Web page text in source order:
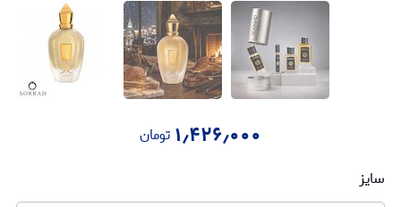
۱٫۴۲۶٫۰۰۰ تومان
سایز